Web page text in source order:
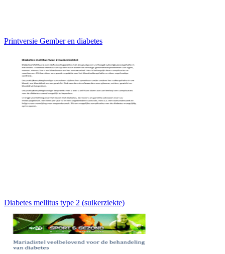
Printversie Gember en diabetes
Diabetes mellitus type 2 (suikerziekte)